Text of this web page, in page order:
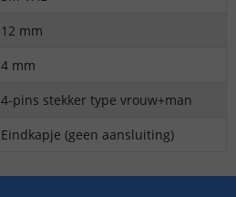
12 mm
4 mm
4-pins stekker type vrouw+man
Eindkapje (geen aansluiting)